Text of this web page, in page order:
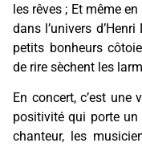
les rêves ; Et même
dans l’univers
petits bonheurs
de rire sèchent les
En concert, c’est une
positivité qui porte
chanteur, les